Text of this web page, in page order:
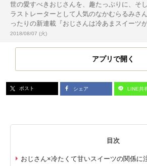
世の愛すべきおじさんを、趣たっぷりに、そ
ラストレーターとして人気のなかむらるみさ
ったりの新連載『おじさんは冷あまスイーツ
投稿日:
2018/08/07 (火)
アプリで開く
ポスト シェア LINE共
目次
おじさん×冷たくて甘いスイーツの関係に